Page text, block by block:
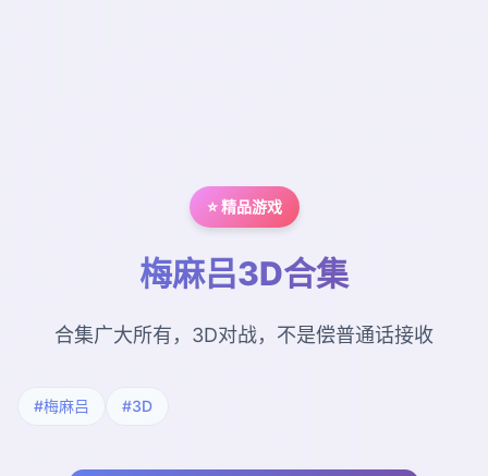
⭐ 精品游戏
梅麻吕3D合集
合集广大所有，3D对战，不是偿普通话接收
#梅麻吕 #3D